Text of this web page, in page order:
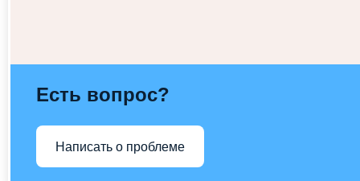
получения квалификационной категории
Есть вопрос?
Написать о проблеме